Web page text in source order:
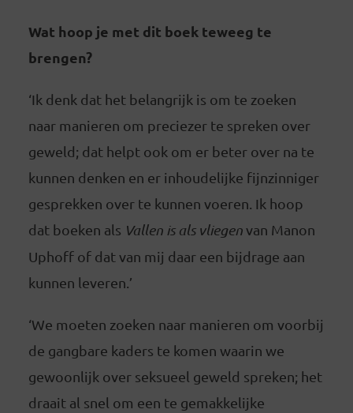
Wat hoop je met dit boek teweeg te
brengen?
‘Ik denk dat het belangrijk is om te zoeken
naar manieren om preciezer te spreken over
geweld; dat helpt ook om er beter over na te
kunnen denken en er inhoudelijke fijnzinniger
gesprekken over te kunnen voeren. Ik hoop
dat boeken als Vallen is als vliegenvan Manon
Uphoff of dat van mij daar een bijdrage aan
kunnen leveren.’
‘We moeten zoeken naar manieren om voorbij
de gangbare kaders te komen waarin we
gewoonlijk over seksueel geweld spreken; het
draait al snel om een te gemakkelijke